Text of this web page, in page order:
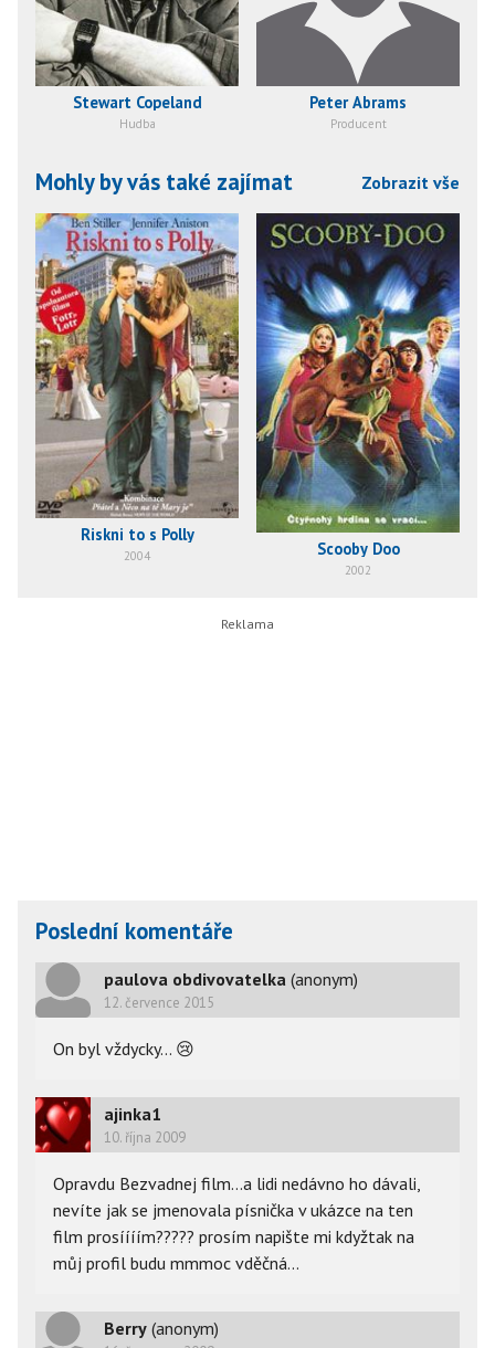
Stewart Copeland
Hudba
Peter Abrams
Producent
Mohly by vás také zajímat Zobrazit vše
Riskni to s Polly
2004 Scooby Doo
2002
Poslední komentáře
paulova obdivovatelka (anonym)
12. července 2015
On byl vždycky... 😢
ajinka1
10. října 2009
Opravdu Bezvadnej film...a lidi nedávno ho dávali,
nevíte jak se jmenovala písnička v ukázce na ten
film prosíííím????? prosím napište mi kdyžtak na
můj profil budu mmmoc vděčná...
Berry (anonym)